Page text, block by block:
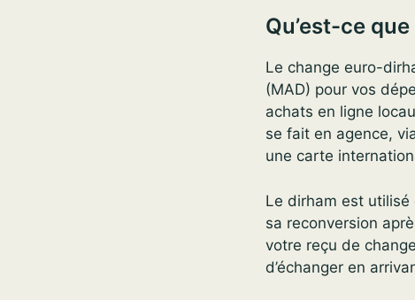
Qu’est-ce
Le change euro-
(MAD) pour vos
achats en ligne
se fait en agence,
une carte
Le dirham est
sa reconversion
votre reçu de
d’échanger en